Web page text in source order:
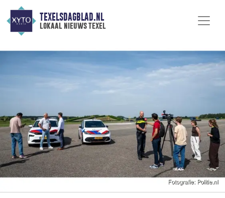
TEXELSDAGBLAD.NL
lokaal nieuws texel